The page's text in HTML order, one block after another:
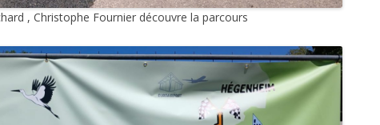
, Christophe Fournier découvre la parcours